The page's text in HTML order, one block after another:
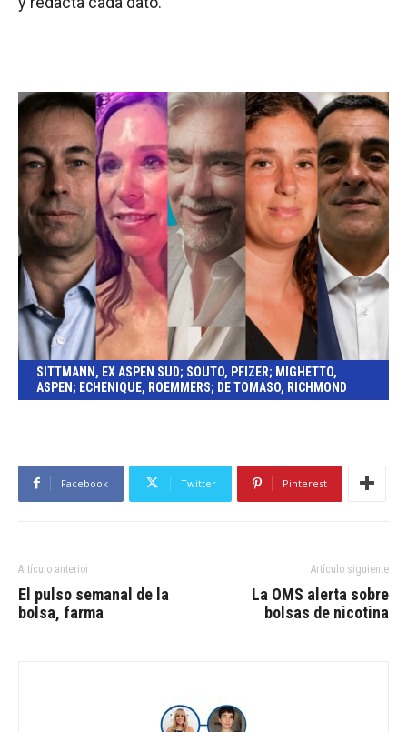
SITTMANN, EX ASPEN SUD; SOUTO, PFIZER; MIGHETTO,
ASPEN; ECHENIQUE, ROEMMERS; DE TOMASO, RICHMOND
Facebook Twitter Pinterest
Artículo anterior
El pulso semanal de la
bolsa, farma
Artículo siguiente
La OMS alerta sobre
bolsas de nicotina